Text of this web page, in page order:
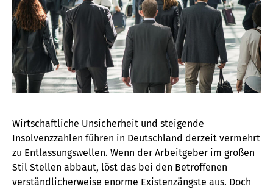
Wirtschaftliche Unsicherheit und steigende
Insolvenzzahlen führen in Deutschland derzeit vermehrt
zu Entlassungswellen. Wenn der Arbeitgeber im großen
Stil Stellen abbaut, löst das bei den Betroffenen
verständlicherweise enorme Existenzängste aus. Doch